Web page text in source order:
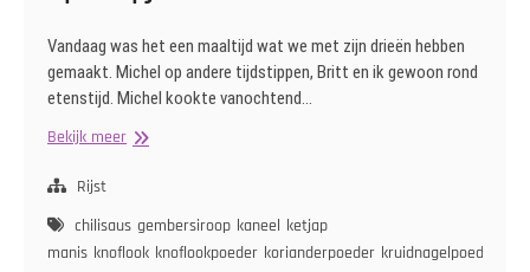
Vandaag was het een maaltijd wat we met zijn drieën hebben
gemaakt. Michel op andere tijdstippen, Britt en ik gewoon rond
etenstijd. Michel kookte vanochtend…
Bekijk meerNasi
Speklapje
en
Rijst
chilisaus gembersiroop kaneel ketjap
manis knoflook knoflookpoeder korianderpoeder kruidnagelpoeder